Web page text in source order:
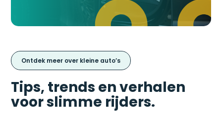
Ontdek meer over kleine auto’s
Tips, trends en verhalen
voor slimme rijders.